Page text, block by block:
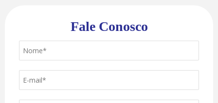
Fale Conosco